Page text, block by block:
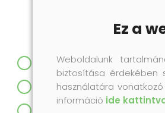
Ez a
Weboldalunk
biztosítása érdekében
használatára
információ ide